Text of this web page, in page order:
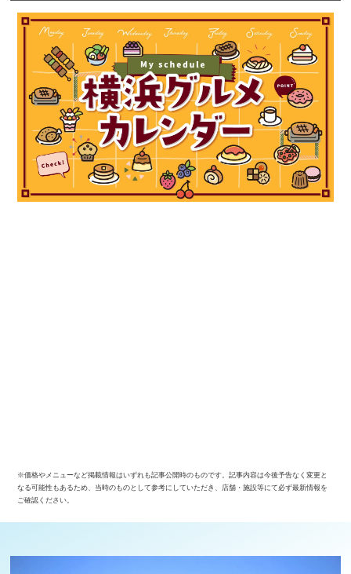
※価格やメニューなど掲載情報はいずれも記事公開時のものです。記事内容は今後予告なく変更と
なる可能性もあるため、当時のものとして参考にしていただき、店舗・施設等にて必ず最新情報を
ご確認ください。